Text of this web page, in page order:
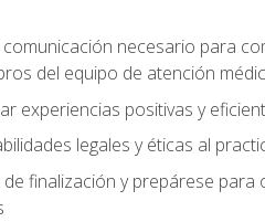
necesario para
del equipo de atención
experiencias positivas y
legales y éticas al
finalización y prepárese